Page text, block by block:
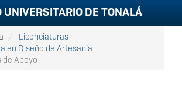
UNIVERSITARIO DE TONALÁ
Licenciaturas
en Diseño de Artesanía
de Apoyo